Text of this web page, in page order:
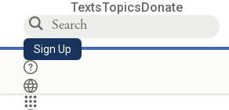
TextsTopicsDonate
Sign Up